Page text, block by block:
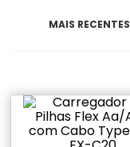
MAIS RECENTES